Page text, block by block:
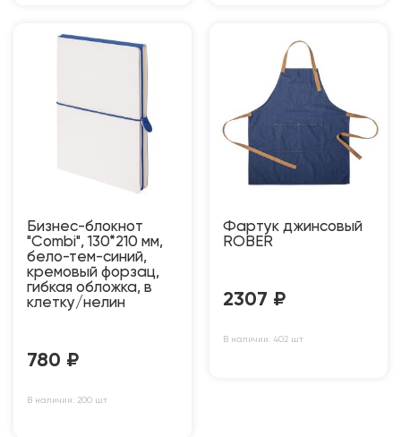
Бизнес-блокнот
"Combi", 130*210 мм,
бело-тем-синий,
кремовый форзац,
гибкая обложка, в
клетку/нелин
780 ₽
В наличии: 200 шт
Фартук джинсовый
ROBER
2307 ₽
В наличии: 402 шт